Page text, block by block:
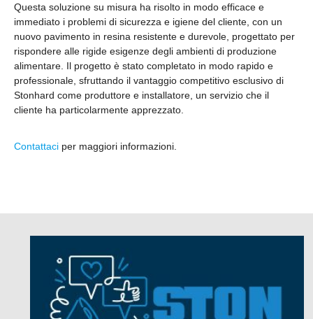
Questa soluzione su misura ha risolto in modo efficace e
immediato i problemi di sicurezza e igiene del cliente, con un
nuovo pavimento in resina resistente e durevole, progettato per
rispondere alle rigide esigenze degli ambienti di produzione
alimentare. Il progetto è stato completato in modo rapido e
professionale, sfruttando il vantaggio competitivo esclusivo di
Stonhard come produttore e installatore, un servizio che il
cliente ha particolarmente apprezzato.
Contattaci per maggiori informazioni.